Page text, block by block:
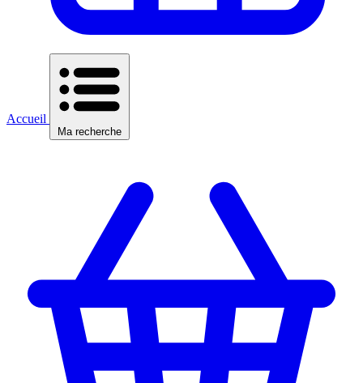
Accueil
Ma recherche